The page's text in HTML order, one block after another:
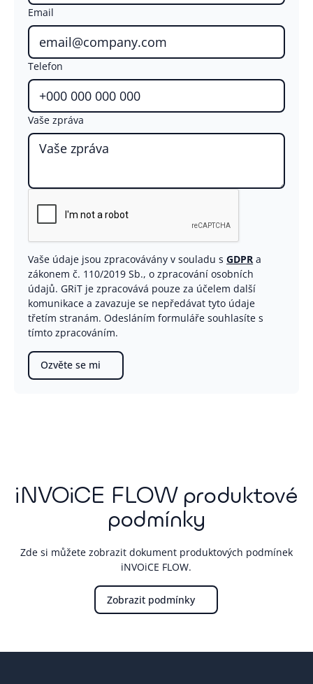
Email
Telefon
Vaše zpráva
Vaše údaje jsou zpracovávány v souladu sGDPR a
zákonem č. 110/2019 Sb., o zpracování osobních
údajů. GRiT je zpracovává pouze za účelem další
komunikace a zavazuje se nepředávat tyto údaje
třetím stranám. Odesláním formuláře souhlasíte s
tímto zpracováním.
Ozvěte se mi
iNVOiCE FLOW produktové
podmínky
Zde si můžete zobrazit dokument produktových podmínek
iNVOiCE FLOW.
Zobrazit podmínky